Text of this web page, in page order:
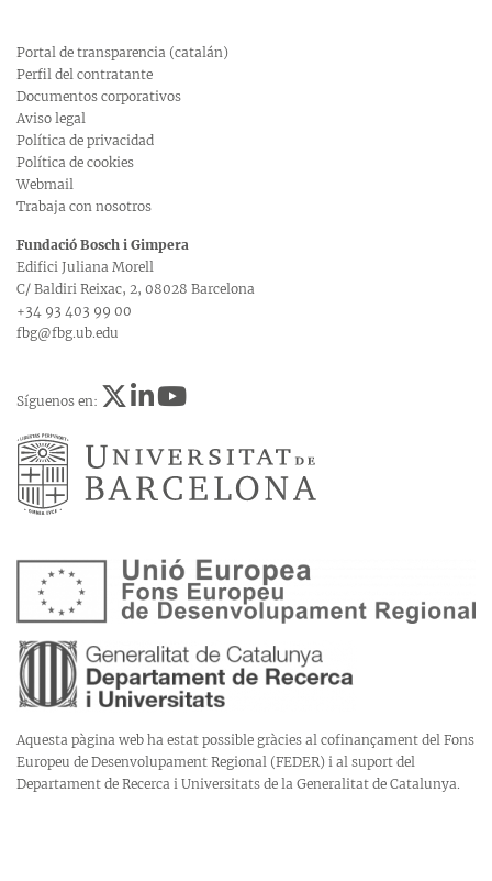
Portal de transparencia (catalán)
Perfil del contratante
Documentos corporativos
Aviso legal
Política de privacidad
Política de cookies
Webmail
Trabaja con nosotros
Fundació Bosch i Gimpera
Edifici Juliana Morell
C/ Baldiri Reixac, 2, 08028 Barcelona
+34 93 403 99 00
fbg@fbg.ub.edu
Síguenos en:
Aquesta pàgina web ha estat possible gràcies al cofinançament del Fons
Europeu de Desenvolupament Regional (FEDER) i al suport del
Departament de Recerca i Universitats de la Generalitat de Catalunya.